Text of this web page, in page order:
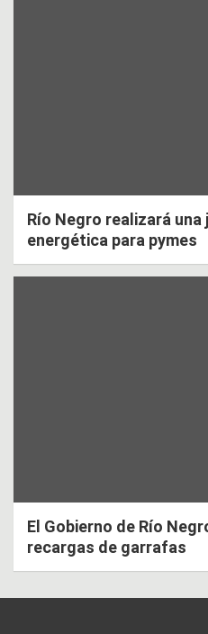
Río Negro realizará
energética para pymes
El Gobierno de Río
recargas de garrafas